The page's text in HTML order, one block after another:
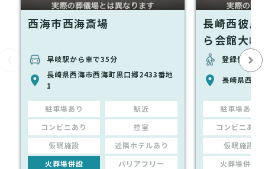
西海市西海斎場
早岐駅から車で35分
長崎県西海市西海町黒口郷2433番地
1
駐車場あり 駅近
コンビニあり 控室
仮眠施設 近隣ホテルあり
火葬場併設 バリアフリー
長崎西彼農
ら会館大崎
登録情報な
長崎県西海
駐車場あり
コンビニあり
仮眠施設
火葬場併設